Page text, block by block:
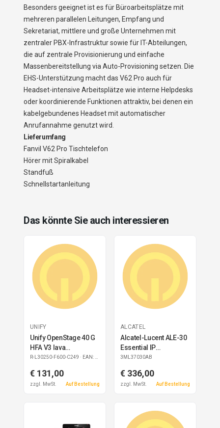
Besonders geeignet ist es für Büroarbeitsplätze mit
mehreren parallelen Leitungen, Empfang und
Sekretariat, mittlere und große Unternehmen mit
zentraler PBX-Infrastruktur sowie für IT-Abteilungen,
die auf zentrale Provisionierung und einfache
Massenbereitstellung via Auto-Provisioning setzen. Die
EHS-Unterstützung macht das V62 Pro auch für
Headset-intensive Arbeitsplätze wie interne Helpdesks
oder koordinierende Funktionen attraktiv, bei denen ein
kabelgebundenes Headset mit automatischer
Anrufannahme genutzt wird.
Lieferumfang
Fanvil V62 Pro Tischtelefon
Hörer mit Spiralkabel
Standfuß
Schnellstartanleitung
Das könnte Sie auch interessieren
UNIFY
Unify OpenStage 40 G
HFA V3 lava
refurbished
R-L30250-F600-C249 · EAN: 4050026029918
€ 131,00
zzgl. MwSt. Auf Bestellung
ALCATEL
Alcatel-Lucent ALE-30
Essential IP
Tischtelefon
3ML37030AB
€ 336,00
zzgl. MwSt. Auf Bestellung